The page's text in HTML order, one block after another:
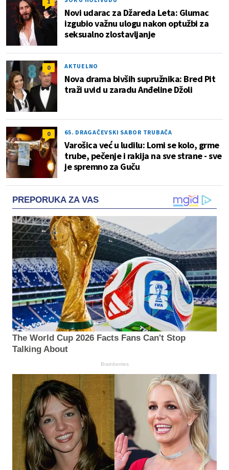
Novi udarac za Džareda Leta: Glumac
izgubio važnu ulogu nakon optužbi za
seksualno zlostavljanje
0 AKTUELNO
Nova drama bivših supružnika: Bred Pit
traži uvid u zaradu Anđeline Džoli
0 65. DRAGAČEVSKI SABOR TRUBAČA
Varošica već u ludilu: Lomi se kolo, grme
trube, pečenje i rakija na sve strane - sve
je spremno za Guču
PREPORUKA ZA VAS
The World Cup 2026 Facts Fans Can't Stop
Talking About
Brainberries